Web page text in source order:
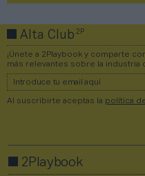
Alta Club2P
¡Únete a 2Playbook y comparte
más relevantes sobre la industria
Al suscribirte aceptas la política
2Playbook